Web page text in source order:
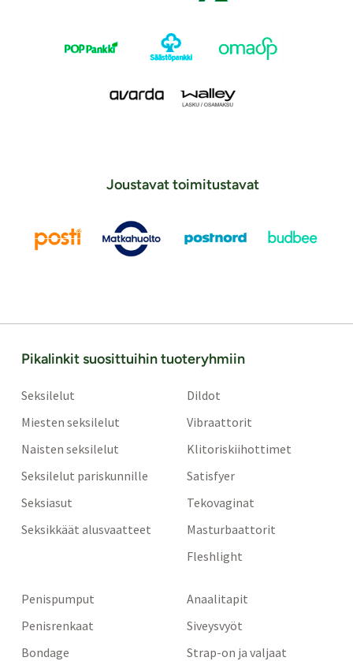
Joustavat toimitustavat
Pikalinkit suosittuihin tuoteryhmiin
Seksilelut
Miesten seksilelut
Naisten seksilelut
Seksilelut pariskunnille
Seksiasut
Seksikkäät alusvaatteet
Dildot
Vibraattorit
Klitoriskiihottimet
Satisfyer
Tekovaginat
Masturbaattorit
Fleshlight
Penispumput
Penisrenkaat
Bondage
Anaalitapit
Siveysvyöt
Strap-on ja valjaat